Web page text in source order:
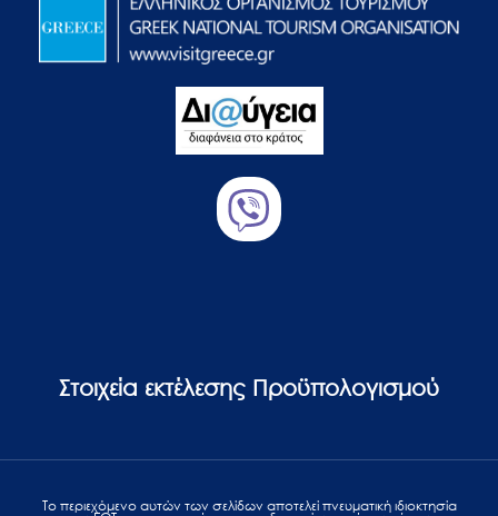
Στοιχεία εκτέλεσης Προϋπολογισμού
Το περιεχόμενο αυτών των σελίδων αποτελεί πvευματική ιδιοκτησία